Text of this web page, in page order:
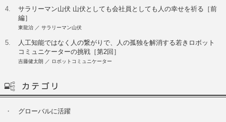
4.
サラリーマン山伏 山伏としても会社員としても人の幸せを祈る［前
編］
東龍治 ／ サラリーマン山伏
5.
人工知能ではなく人の繋がりで、人の孤独を解消する若きロボット
コミュニケーターの挑戦［第2回］
吉藤健太朗 ／ ロボットコミュニケーター
・ グローバルに活躍